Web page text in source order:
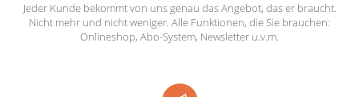
Jeder Kunde bekommt von uns genau das Angebot, das er braucht.
Nicht mehr und nicht weniger. Alle Funktionen, die Sie brauchen:
Onlineshop, Abo-System, Newsletter u.v.m.